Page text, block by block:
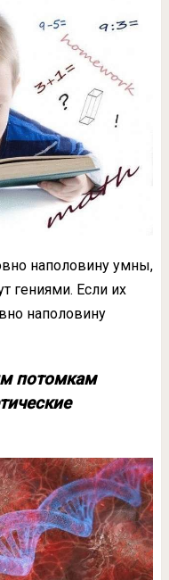
наполовину умны,
гениями. Если их
наполовину
потомкам